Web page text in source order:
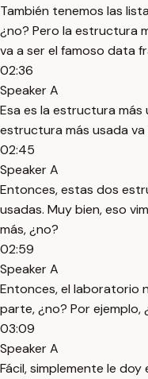
También tenemos las
¿no? Pero la estructura
va a ser el famoso data
02:36
Speaker A
Esa es la estructura más
estructura más usada
02:45
Speaker A
Entonces, estas dos
usadas. Muy bien, eso
más, ¿no?
02:59
Speaker A
Entonces, el laboratorio
parte, ¿no? Por ejemplo,
03:09
Speaker A
Fácil, simplemente le